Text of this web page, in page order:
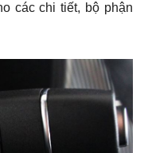
các chi tiết, bộ phận